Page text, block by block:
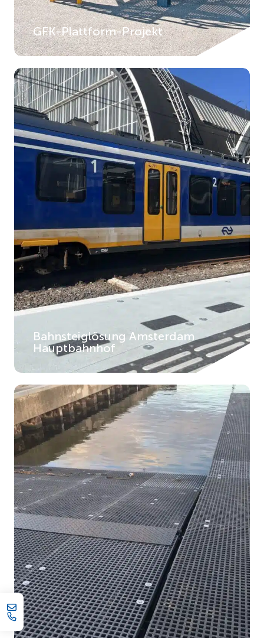
GFK-Plattform-Projekt
Bahnsteiglösung Amsterdam
Hauptbahnhof